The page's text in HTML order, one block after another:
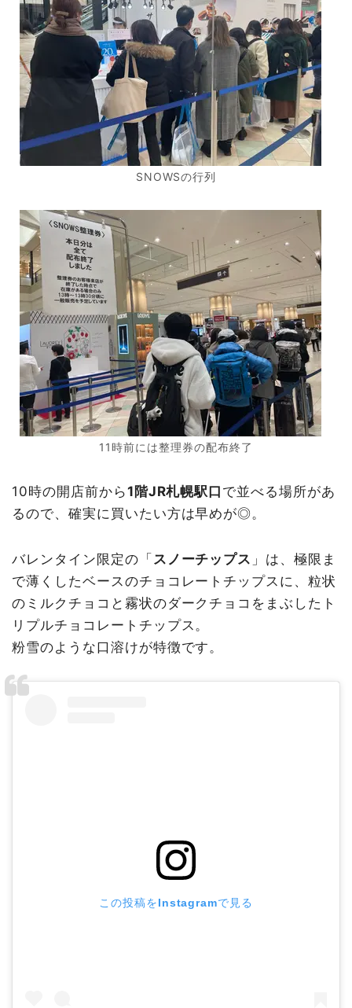
SNOWSの行列
11時前には整理券の配布終了
10時の開店前から1階JR札幌駅口 で並べる場所があ
るので、確実に買いたい方は早めが◎。
バレンタイン限定の「 スノーチップス 」は、極限ま
で薄くしたベースのチョコレートチップスに、粒状
のミルクチョコと霧状のダークチョコをまぶしたト
リプルチョコレートチップス。
粉雪のような口溶けが特徴です。
この投稿をInstagramで見る